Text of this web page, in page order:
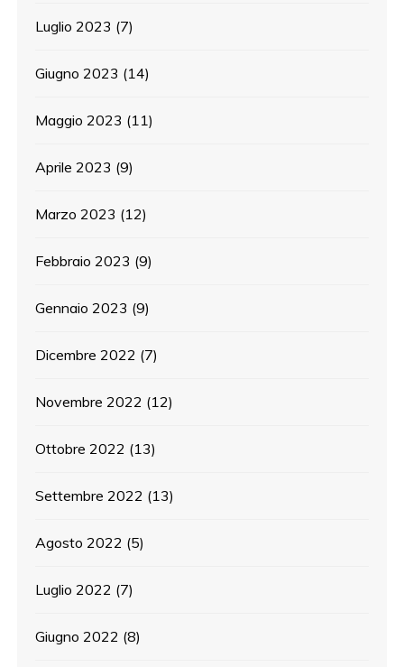
Luglio 2023 (7)
Giugno 2023 (14)
Maggio 2023 (11)
Aprile 2023 (9)
Marzo 2023 (12)
Febbraio 2023 (9)
Gennaio 2023 (9)
Dicembre 2022 (7)
Novembre 2022 (12)
Ottobre 2022 (13)
Settembre 2022 (13)
Agosto 2022 (5)
Luglio 2022 (7)
Giugno 2022 (8)